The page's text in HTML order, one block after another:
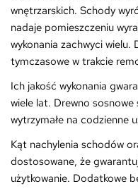
wnętrzarskich. Schody
nadaje pomieszczeniu
wykonania zachwyci
tymczasowe w trakcie
Ich jakość wykonania
wiele lat. Drewno
wytrzymałe na codzienne
Kąt nachylenia schodów
dostosowane, że
użytkowanie. Dodatkowe